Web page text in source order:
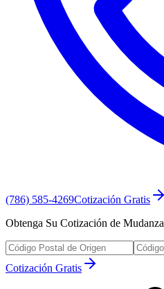
(786) 585-4269Cotización Gratis
Obtenga Su Cotización de
Cotización Gratis